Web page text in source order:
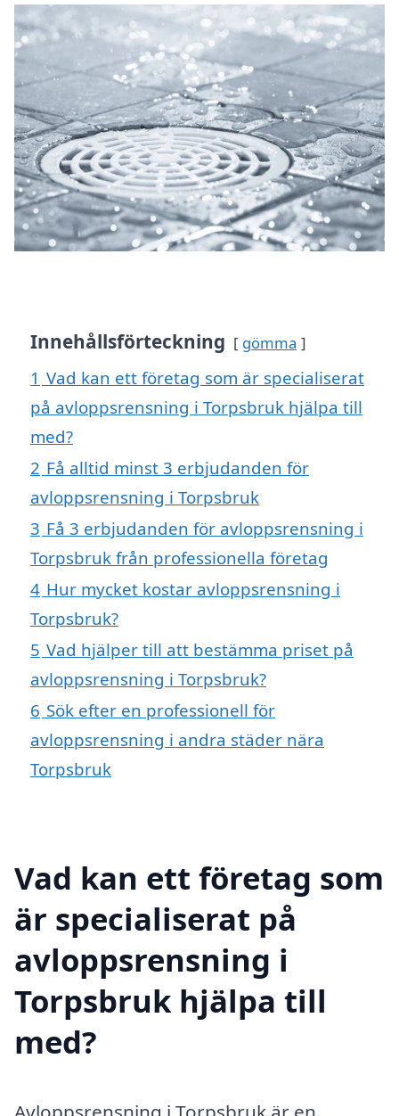
Innehållsförteckning gömma
1 Vad kan ett företag som är specialiserat
på avloppsrensning i Torpsbruk hjälpa till
med?
2 Få alltid minst 3 erbjudanden för
avloppsrensning i Torpsbruk
3 Få 3 erbjudanden för avloppsrensning i
Torpsbruk från professionella företag
4 Hur mycket kostar avloppsrensning i
Torpsbruk?
5 Vad hjälper till att bestämma priset på
avloppsrensning i Torpsbruk?
6 Sök efter en professionell för
avloppsrensning i andra städer nära
Torpsbruk
Vad kan ett företag som
är specialiserat på
avloppsrensning i
Torpsbruk hjälpa till
med?